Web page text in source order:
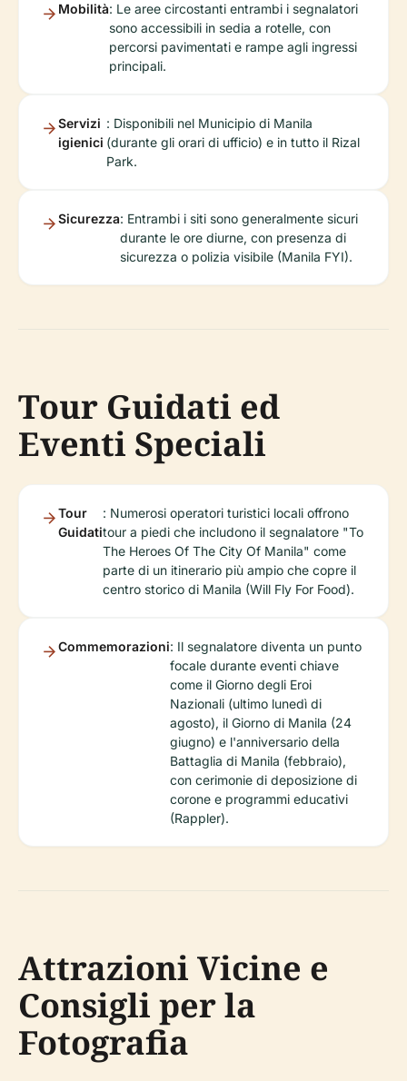
Mobilità: Le aree circostanti entrambi i segnalatori
sono accessibili in sedia a rotelle, con
percorsi pavimentati e rampe agli ingressi
principali.
Servizi
igienici
: Disponibili nel Municipio di Manila
(durante gli orari di ufficio) e in tutto il Rizal
Park.
Sicurezza: Entrambi i siti sono generalmente sicuri
durante le ore diurne, con presenza di
sicurezza o polizia visibile (Manila FYI).
Tour Guidati ed
Eventi Speciali
Tour
Guidati
: Numerosi operatori turistici locali offrono
tour a piedi che includono il segnalatore "To
The Heroes Of The City Of Manila" come
parte di un itinerario più ampio che copre il
centro storico di Manila (Will Fly For Food).
Commemorazioni: Il segnalatore diventa un punto
focale durante eventi chiave
come il Giorno degli Eroi
Nazionali (ultimo lunedì di
agosto), il Giorno di Manila (24
giugno) e l'anniversario della
Battaglia di Manila (febbraio),
con cerimonie di deposizione di
corone e programmi educativi
(Rappler).
Attrazioni Vicine e
Consigli per la
Fotografia